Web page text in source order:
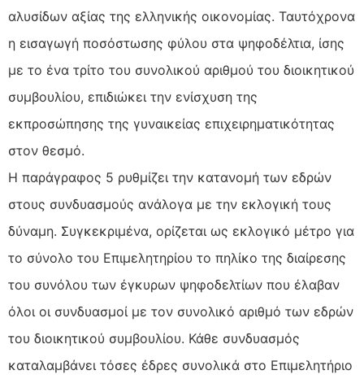
αλυσίδων αξίας της ελληνικής οικονομίας. Ταυτόχρονα
η εισαγωγή ποσόστωσης φύλου στα ψηφοδέλτια, ίσης
με το ένα τρίτο του συνολικού αριθμού του διοικητικού
συμβουλίου, επιδιώκει την ενίσχυση της
εκπροσώπησης της γυναικείας επιχειρηματικότητας
στον θεσμό.
Η παράγραφος 5 ρυθμίζει την κατανομή των εδρών
στους συνδυασμούς ανάλογα με την εκλογική τους
δύναμη. Συγκεκριμένα, ορίζεται ως εκλογικό μέτρο για
το σύνολο του Επιμελητηρίου το πηλίκο της διαίρεσης
του συνόλου των έγκυρων ψηφοδελτίων που έλαβαν
όλοι οι συνδυασμοί με τον συνολικό αριθμό των εδρών
του διοικητικού συμβουλίου. Κάθε συνδυασμός
καταλαμβάνει τόσες έδρες συνολικά στο Επιμελητήριο